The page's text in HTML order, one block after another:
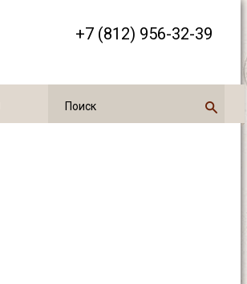
+7 (812) 956-32-39